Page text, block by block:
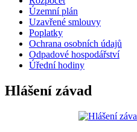
Územní plán
Uzavřené smlouvy
Poplatky
Ochrana osobních údajů
Odpadové hospodářství
Úřední hodiny
Hlášení závad